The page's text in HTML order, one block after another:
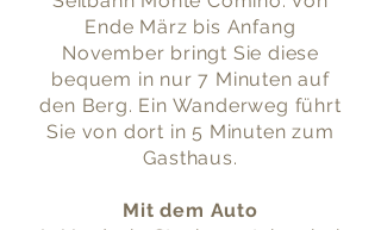
Ende März bis Anfang
November bringt Sie diese
bequem in nur 7 Minuten auf
den Berg. Ein Wanderweg führt
Sie von dort in 5 Minuten zum
Gasthaus.
Mit dem Auto